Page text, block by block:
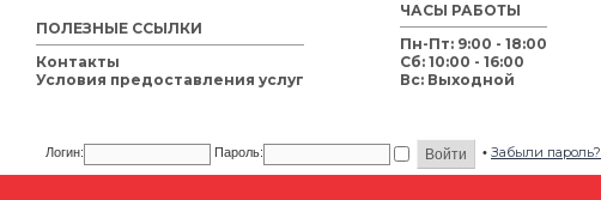
ПОЛЕЗНЫЕ ССЫЛКИ
Контакты
Условия предоставления услуг
ЧАСЫ РАБОТЫ
Пн-Пт: 9:00 - 18:00
Сб: 10:00 - 16:00
Вс: Выходной
Логин: Пароль: • Забыли пароль?